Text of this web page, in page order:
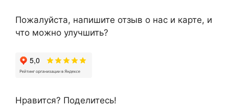
Пожалуйста, напишите отзыв о нас и карте, и
что можно улучшить?
Нравится? Поделитесь!